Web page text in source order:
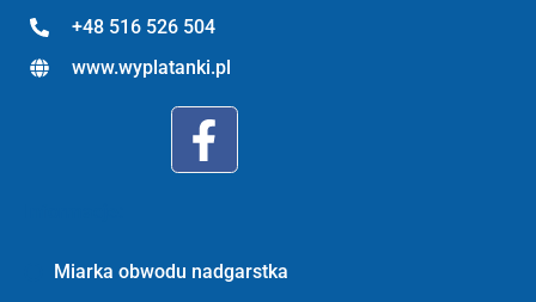
+48 516 526 504
www.wyplatanki.pl
Miarka obwodu nadgarstka